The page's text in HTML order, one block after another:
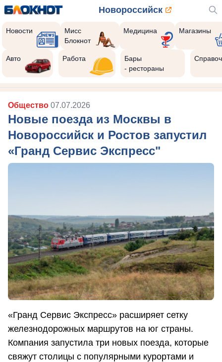
Новороссийск
Новости
Мисс
Блокнот
Медицина Магазины
Авто Работа
Бары
- рестораны
Общество 07.07.2026
Новые поезда из Москвы в
Новороссийск и Ростов запустил
«Гранд Сервис Экспресс"
«Гранд Сервис Экспресс» расширяет сетку
железнодорожных маршрутов на юг страны.
Компания запустила три новых поезда, которые
свяжут столицы с популярными курортами и